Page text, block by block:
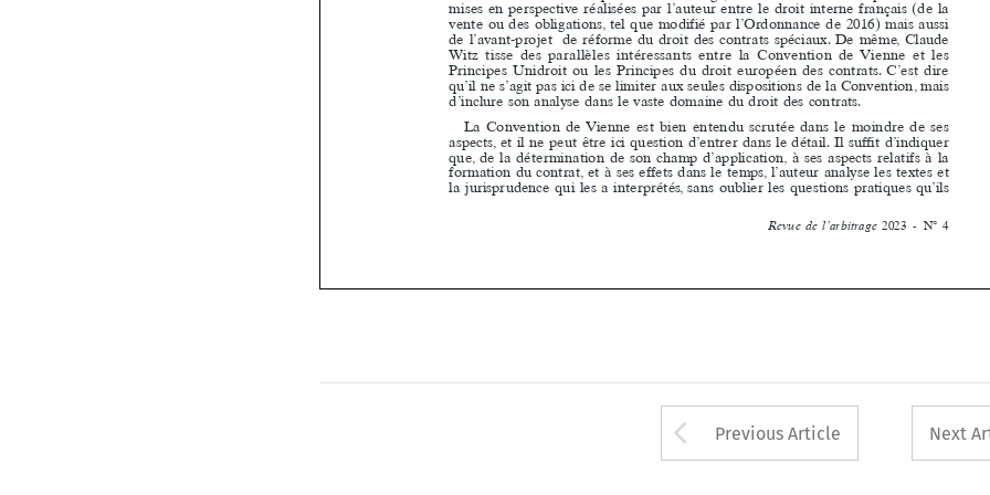
 
            
            
           
           
           
             
          
            
              
            
             


          
Revue  de  l’arbitrage 2023  -  N° 4
que,   de   la  détermination de   son   champ d’application, à  ses   aspects relatifs à  la
formation du   contrat, et  à  ses   effets    dans    le  temps,    l’auteur
analyse les   textes    et
la  jurisprudence qui   les   a  interprétés, sans   oublier les   questions pratiques qu’ils
Arrow button used
Previous Article Next